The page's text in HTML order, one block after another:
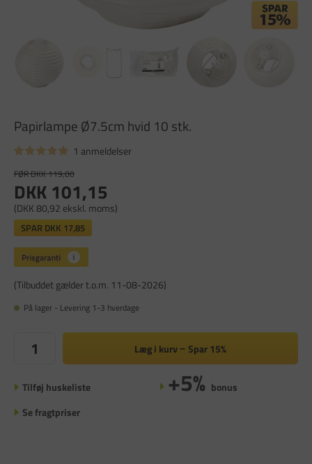
Papirlampe Ø7.5cm hvid 10 stk.
1 anmeldelser
FØR DKK 119,00
DKK 101,15
(DKK 80,92 ekskl. moms)
SPAR DKK 17,85
(Tilbuddet gælder t.o.m. 11-08-2026)
På lager - Levering 1-3 hverdage
Læg i kurv Spar 15%
Tilføj huskeliste +5% bonus
Se fragtpriser